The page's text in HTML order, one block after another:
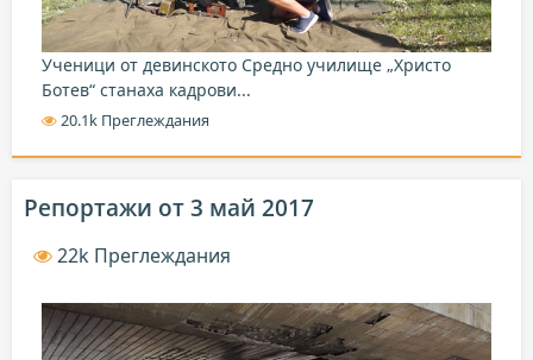
Ученици от девинското Средно училище „Христо
Ботев“ станаха кадрови...
20.1k Преглеждания
Репортажи от 3 май 2017
22k Преглеждания